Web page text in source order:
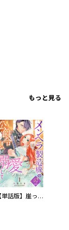
もっと見る
【単話版】崖っぷち令嬢ですが、意地と策略で幸せになります！シリーズ